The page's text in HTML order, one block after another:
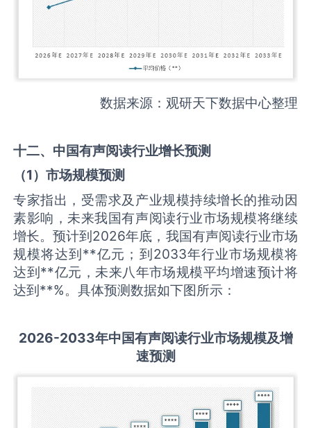
数据来源：观研天下数据中心整理
十二、中国有声阅读行业增长预测
（1）市场规模预测
专家指出，受需求及产业规模持续增长的推动因
素影响，未来我国有声阅读行业市场规模将继续
增长。预计到2026年底，我国有声阅读行业市场
规模将达到**亿元；到2033年行业市场规模将
达到**亿元，未来八年市场规模平均增速预计将
达到**%。具体预测数据如下图所示：
2026-2033年中国有声阅读行业市场规模及增
速预测